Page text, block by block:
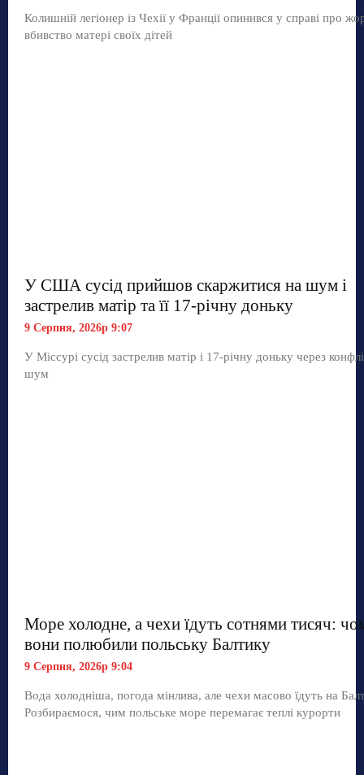
Колишній легіонер із Чехії у Франції опинився у справі про
вбивство матері своїх дітей
У США сусід прийшов скаржитися на шум і
застрелив матір та її 17-річну доньку
9 Серпня, 2026р 9:07
У Міссурі сусід застрелив матір і 17-річну доньку через
шум
Море холодне, а чехи їдуть сотнями тисяч:
вони полюбили польську Балтику
9 Серпня, 2026р 9:04
Вода холодніша, погода мінлива, але чехи масово їдуть на
Розбираємося, чим польське море перемагає теплі курорти